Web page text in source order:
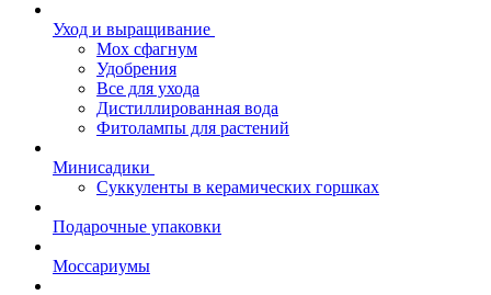
Уход и выращивание
Мох сфагнум
Удобрения
Все для ухода
Дистиллированная вода
Фитолампы для растений
Минисадики
Суккуленты в керамических горшках
Подарочные упаковки
Моссариумы